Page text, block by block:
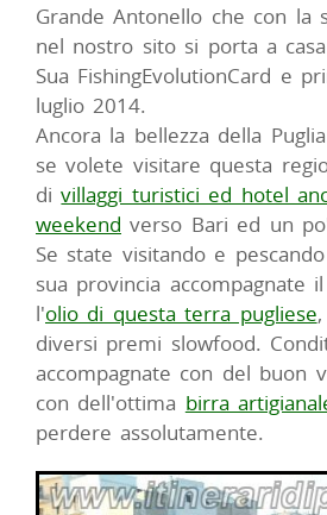
Grande Antonello che con la
nel nostro sito si porta a
Sua FishingEvolutionCard e
luglio 2014.
Ancora la bellezza della
se volete visitare questa
divillaggi turistici ed hotel
weekend verso Bari ed un
Se state visitando e
sua provincia accompagnate
l'olio di questa terra pugliese
diversi premi slowfood.
accompagnate con del buon
con dell'ottima birra
perdere assolutamente.